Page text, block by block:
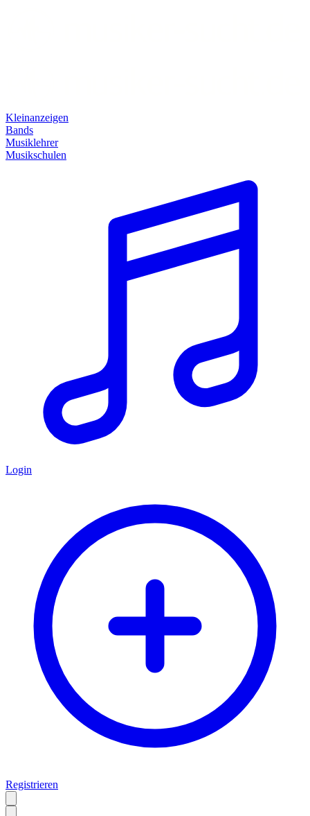
Kleinanzeigen
Bands
Musiklehrer
Musikschulen
Login
Registrieren